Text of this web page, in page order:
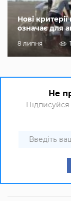
Нові
означає для
8 липня
Не
Підписуйся